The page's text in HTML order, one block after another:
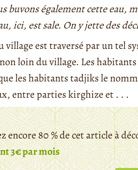
buvons également cette eau,
ici, est sale. On y jette des
village est traversé par un tel
loin du village. Les
les habitants tadjiks le
entre parties kirghize et . . .
encore 80 % de cet article à
3€ par mois